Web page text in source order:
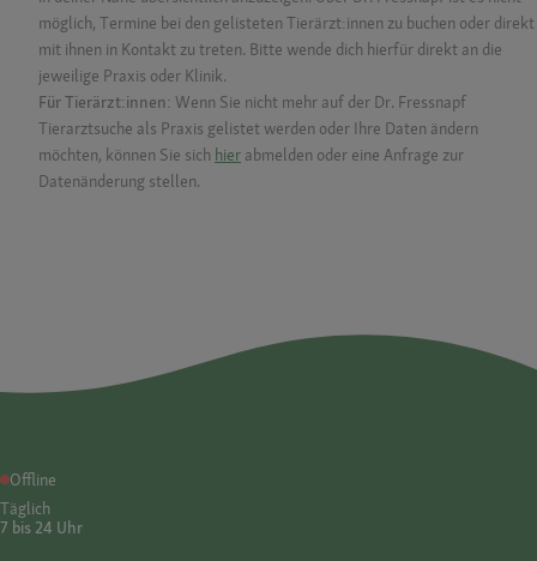
möglich, Termine bei den gelisteten Tierärzt:innen zu buchen oder direkt
mit ihnen in Kontakt zu treten. Bitte wende dich hierfür direkt an die
jeweilige Praxis oder Klinik.
Für Tierärzt:innen: Wenn Sie nicht mehr auf der Dr. Fressnapf
Tierarztsuche als Praxis gelistet werden oder Ihre Daten ändern
möchten, können Sie sich hier abmelden oder eine Anfrage zur
Datenänderung stellen.
Offline
Täglich
7 bis 24 Uhr